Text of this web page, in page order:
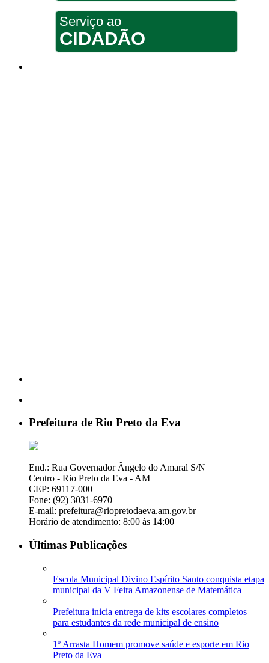
Serviço ao
CIDADÃO
Prefeitura de Rio Preto da Eva
End.: Rua Governador Ângelo do Amaral S/N
Centro - Rio Preto da Eva - AM
CEP: 69117-000
Fone: (92) 3031-6970
E-mail: prefeitura@riopretodaeva.am.gov.br
Horário de atendimento: 8:00 às 14:00
Últimas Publicações
Escola Municipal Divino Espírito Santo conquista etapa
municipal da V Feira Amazonense de Matemática
Prefeitura inicia entrega de kits escolares completos
para estudantes da rede municipal de ensino
1º Arrasta Homem promove saúde e esporte em Rio
Preto da Eva